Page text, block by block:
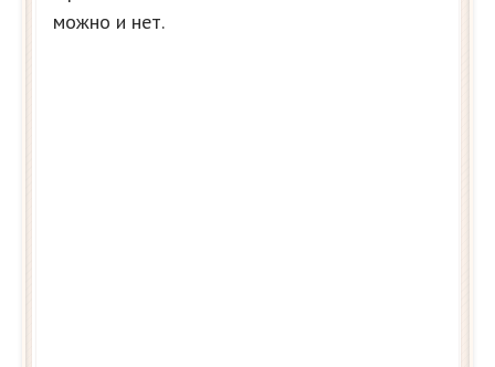
можно и нет.